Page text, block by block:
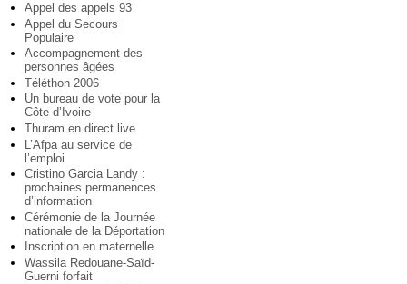
Appel des appels 93
Appel du Secours
Populaire
Accompagnement des
personnes âgées
Téléthon 2006
Un bureau de vote pour la
Côte d’Ivoire
Thuram en direct live
L’Afpa au service de
l’emploi
Cristino Garcia Landy :
prochaines permanences
d’information
Cérémonie de la Journée
nationale de la Déportation
Inscription en maternelle
Wassila Redouane-Saïd-
Guerni forfait